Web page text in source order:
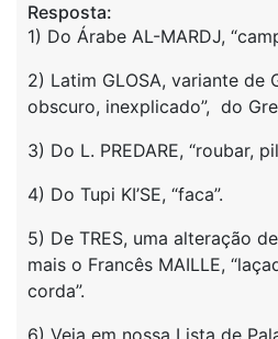
Resposta:
1) Do Árabe AL-MARDJ,
2) Latim GLOSA, variante de
obscuro, inexplicado”, do
3) Do L. PREDARE, “roubar,
4) Do Tupi KI’SE, “faca”.
5) De TRES, uma alteração de
mais o Francês MAILLE,
corda”.
6) Veja em nossa Lista de